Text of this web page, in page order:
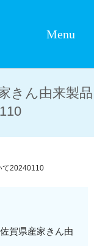
Menu
きん由来製品
て20240110
佐賀県産家きん由